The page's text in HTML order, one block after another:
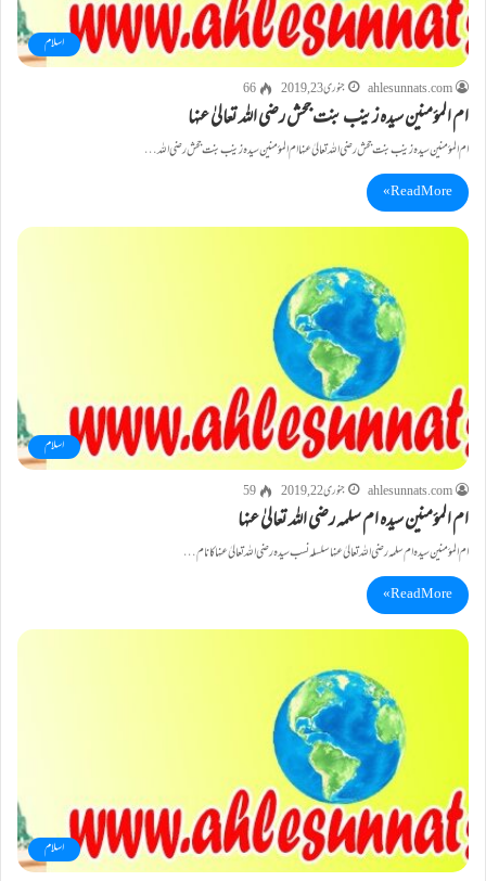
اسلام
ahlesunnats.com
جنوری 23, 2019 66
ام المؤمنین سیدہ زینب بنت جحش رضی اللہ تعالیٰ عنہا
ام المؤمنین سیدہ زینب بنت جحش رضی اللہ تعالیٰ عنہا ام المؤمنین سیدہ زینب بنت جحش رضی اللہ…
Read More »
اسلام
ahlesunnats.com
جنوری 22, 2019 59
ام المؤمنین سیدہ ام سلمہ رضی اللہ تعالیٰ عنہا
ام المؤمنین سیدہ ام سلمہ رضی اللہ تعالیٰ عنہا سلسلہ نسب سیدہ رضی اللہ تعالیٰ عنہا کا نام…
Read More »
اسلام